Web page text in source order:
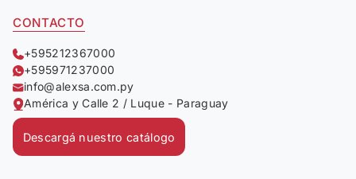
CONTACTO
+595212367000
+595971237000
info@alexsa.com.py
América y Calle 2 / Luque - Paraguay
Descargá nuestro catálogo